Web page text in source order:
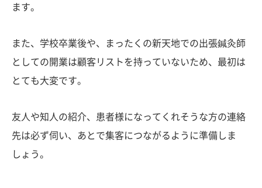
ます。
また、学校卒業後や、まったくの新天地での出張鍼灸師
としての開業は顧客リストを持っていないため、最初は
とても大変です。
友人や知人の紹介、患者様になってくれそうな方の連絡
先は必ず伺い、あとで集客につながるように準備しま
しょう。